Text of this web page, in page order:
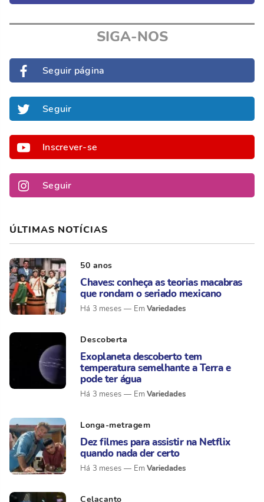
SIGA-NOS
Seguir página
Seguir
Inscrever-se
Seguir
ÚLTIMAS NOTÍCIAS
50 anos
Chaves: conheça as teorias macabras
que rondam o seriado mexicano
Há 3 meses Variedades
Descoberta
Exoplaneta descoberto tem
temperatura semelhante a Terra e
pode ter água
Há 3 meses Variedades
Longa-metragem
Dez filmes para assistir na Netflix
quando nada der certo
Há 3 meses Variedades
Celacanto